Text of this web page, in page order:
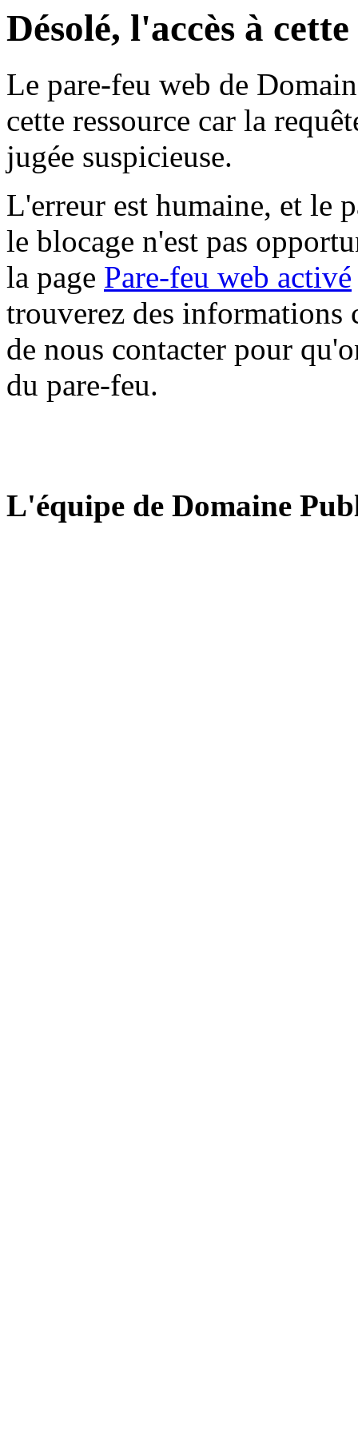
Désolé, l'accès à
Le pare-feu web de
cette ressource car la
jugée suspicieuse.
L'erreur est humaine, et le
le blocage n'est pas
la page Pare-feu web activé
trouverez des informations
de nous contacter pour
du pare-feu.
L'équipe de Domaine